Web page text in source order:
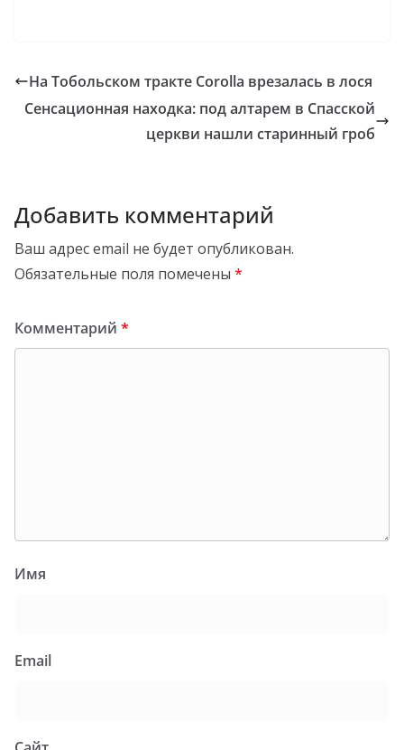
На Тобольском тракте Сorolla врезалась в лося
Сенсационная находка: под алтарем в Спасской
церкви нашли старинный гроб
Добавить комментарий
Ваш адрес email не будет опубликован.
Обязательные поля помечены *
Комментарий *
Имя
Email